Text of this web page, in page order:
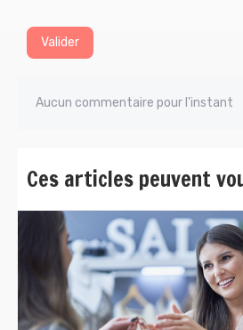
Valider
Aucun commentaire pour l'instant
Ces articles peuvent